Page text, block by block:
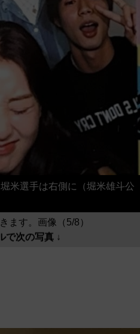
米選手は右側に（堀米雄斗公
ます。画像（5/8）
で次の写真 ↓